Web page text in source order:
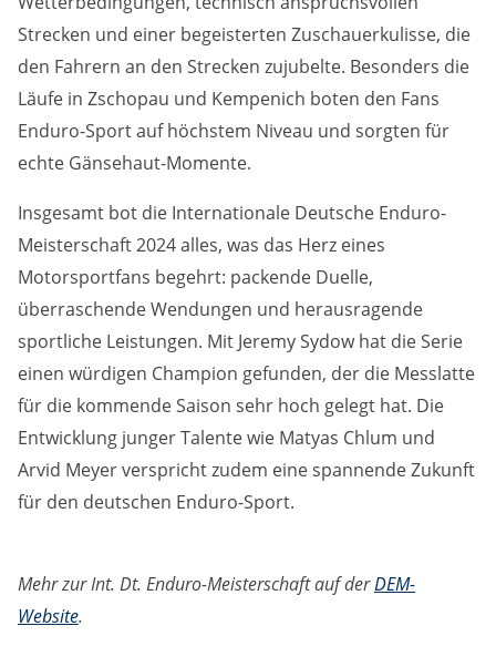
Strecken und einer begeisterten Zuschauerkulisse, die
den Fahrern an den Strecken zujubelte. Besonders die
Läufe in Zschopau und Kempenich boten den Fans
Enduro-Sport auf höchstem Niveau und sorgten für
echte Gänsehaut-Momente.
Insgesamt bot die Internationale Deutsche Enduro-
Meisterschaft 2024 alles, was das Herz eines
Motorsportfans begehrt: packende Duelle,
überraschende Wendungen und herausragende
sportliche Leistungen. Mit Jeremy Sydow hat die Serie
einen würdigen Champion gefunden, der die Messlatte
für die kommende Saison sehr hoch gelegt hat. Die
Entwicklung junger Talente wie Matyas Chlum und
Arvid Meyer verspricht zudem eine spannende Zukunft
für den deutschen Enduro-Sport.
Mehr zur Int. Dt. Enduro-Meisterschaft auf derDEM-
Website.
Marketing-Cookies werden von Drittanbietern verwendet,
um personalisierte Werbung anzuzeigen. Dazu verfolgen
sie die Aktivitäten der Besucher über verschiedene
Websites hinweg.
Google Ads
_gcl_aw, _gcl_gs, _gclid, _gcl_au, FPGCLAW, FPAU
Anbieter:
Google LLC
Zweck:
Wir nutzen Marketing-Cookies, um den Erfolg unserer
Online-Werbemaßnahmen auf anderen Seiten zu
messen und damit eine optimale Verteilung unseres
Cookie Laufzeit:
90 Tage